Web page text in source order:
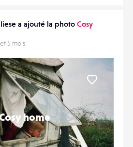
a ajouté la photo Cosy
5 mois
home